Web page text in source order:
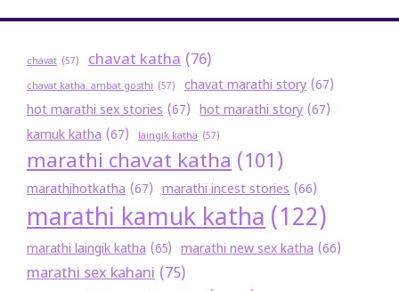
chavat (57) chavat katha (76)
chavat katha. ambat gosthi (57) chavat marathi story (67)
hot marathi sex stories (67) hot marathi story (67)
kamuk katha (67) laingik katha (57)
marathi chavat katha (101)
marathihotkatha (67) marathi incest stories (66)
marathi kamuk katha (122)
marathi laingik katha (65) marathi new sex katha (66)
marathi sex kahani (75)